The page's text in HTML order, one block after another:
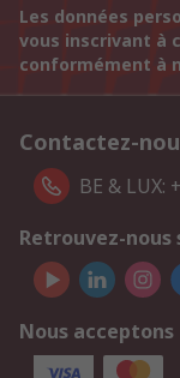
Les données
vous inscrivant à
conformément à
Contactez-
BE & LUX:
Retrouvez-nous
Nous acceptons